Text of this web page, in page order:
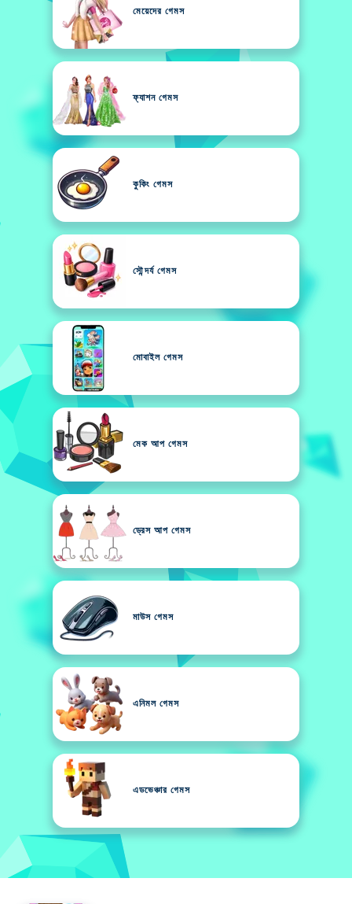
মেয়েদের গেমস
ফ্যাশন গেমস
কুকিং গেমস
সৌন্দর্য গেমস
মোবাইল গেমস
মেক আপ গেমস
ড্রেস আপ গেমস
মাউস গেমস
এনিমল গেমস
এডভেঞ্চার গেমস